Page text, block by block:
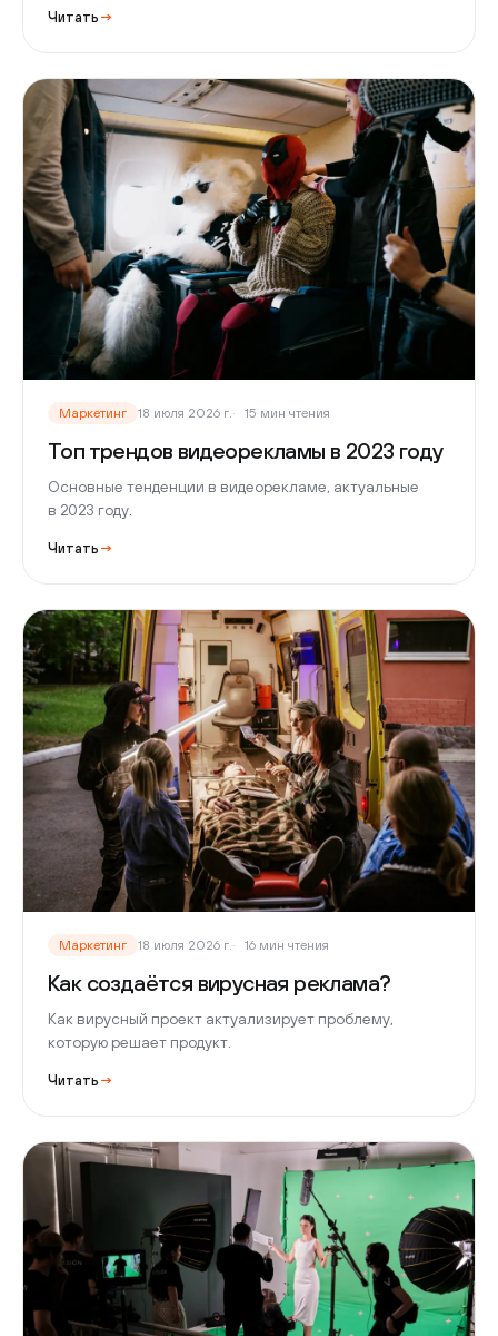
Читать →
Маркетинг 18 июля 2026 г. 15 мин чтения
Топ трендов видеорекламы в 2023 году
Основные тенденции в видеорекламе, актуальные
в 2023 году.
Читать →
Маркетинг 18 июля 2026 г. 16 мин чтения
Как создаётся вирусная реклама?
Как вирусный проект актуализирует проблему,
которую решает продукт.
Читать →